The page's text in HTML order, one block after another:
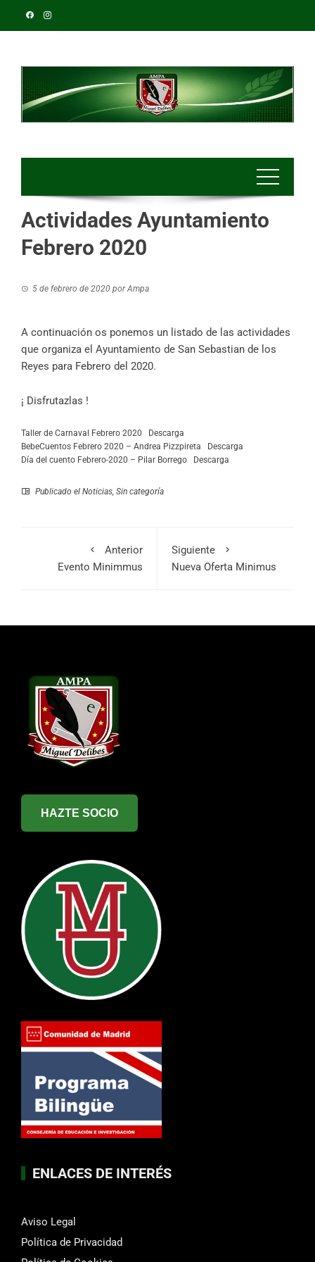
Actividades Ayuntamiento
Febrero 2020
5 de febrero de 2020 porAmpa
A continuación os ponemos un listado de las actividades
que organiza el Ayuntamiento de San Sebastian de los
Reyes para Febrero del 2020.
¡ Disfrutazlas !
Taller de Carnaval Febrero 2020
Descarga
BebeCuentos Febrero 2020 – Andrea Pizzpireta
Descarga
Día del cuento Febrero-2020 – Pilar Borrego
Descarga
Publicado el Noticias, Sin categoría
Anterior
Evento Minimmus
Siguiente
Nueva Oferta Minimus
HAZTE SOCIO
ENLACES DE INTERÉS
Aviso Legal
Política de Privacidad